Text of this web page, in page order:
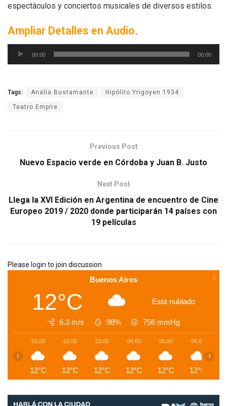
espectáculos y conciertos musicales de diversos estilos.
Ampliar Detalles en Audio.
Reproductor
de
00:00 00:00
Tags: Analìa Bustamante Hipólito Yrigoyen 1934
Teatro Empire
Previous Post
Nuevo Espacio verde en Córdoba y Juan B. Justo
Next Post
Llega la XVI Edición en Argentina de encuentro de Cine
Europeo 2019 / 2020 donde participarán 14 países con
19 películas
Please login to join discussion
Buenos Aires
12°C Está nublado
6.3 m/s 98% 756 mmHg
01:00
12°C
02:00
12°C
03:00
12°C
04:00
12°C
05:00
12°C
06:00
12°C
‹ ›